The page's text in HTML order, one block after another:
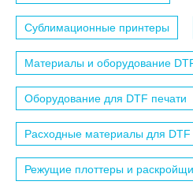
Сублимационные принтеры
Материалы и оборудование
Оборудование для DTF печати
Расходные материалы для DTF
Режущие плоттеры и